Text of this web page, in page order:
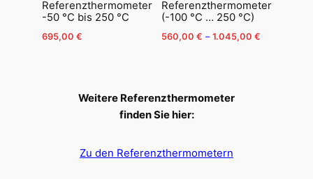
Referenzthermometer
-50 °C bis 250 °C
695,00 €
Referenzthermometer
(-100 °C … 250 °C)
560,00 € – 1.045,00 €Price
multiple
variants.
options
Weitere Referenzthermometer
finden Sie hier:
Zu den Referenzthermometern